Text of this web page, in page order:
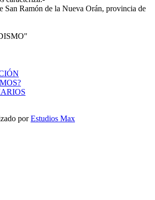
San Ramón de la Nueva Orán, provincia de
porEstudios Max